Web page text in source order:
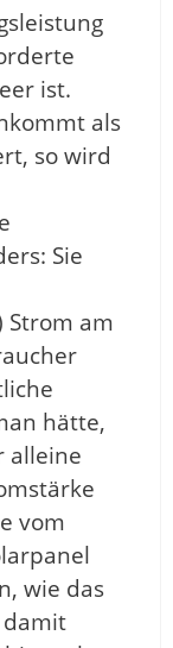
ist.
als
so wird
Sie
Strom am
hätte,
alleine
vom
wie das
damit